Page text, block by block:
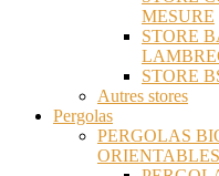
MESURE
STORE
STORE
Autres stores
Pergolas
PERGOLAS
ORIENTABLES